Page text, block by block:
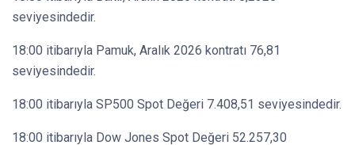
seviyesindedir.
18:00 itibarıyla Pamuk, Aralık 2026 kontratı 76,81
seviyesindedir.
18:00 itibarıyla SP500 Spot Değeri 7.408,51 seviyesindedir.
18:00 itibarıyla Dow Jones Spot Değeri 52.257,30